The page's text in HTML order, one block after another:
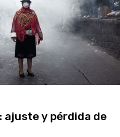
ajuste y pérdida de